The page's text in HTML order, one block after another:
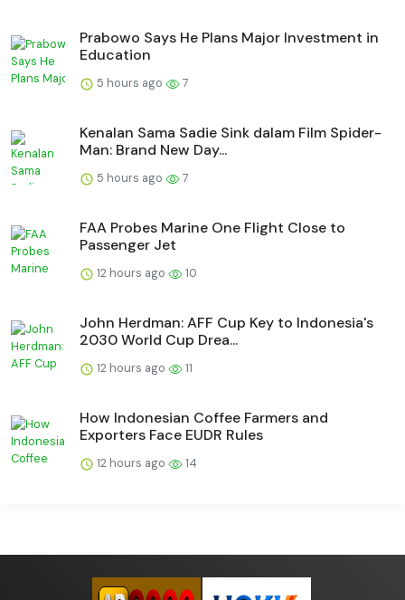
Prabowo Says He Plans Major Investment in
Education
5 hours ago 7
Kenalan Sama Sadie Sink dalam Film Spider-
Man: Brand New Day...
5 hours ago 7
FAA Probes Marine One Flight Close to
Passenger Jet
12 hours ago 10
John Herdman: AFF Cup Key to Indonesia's
2030 World Cup Drea...
12 hours ago 11
How Indonesian Coffee Farmers and
Exporters Face EUDR Rules
12 hours ago 14